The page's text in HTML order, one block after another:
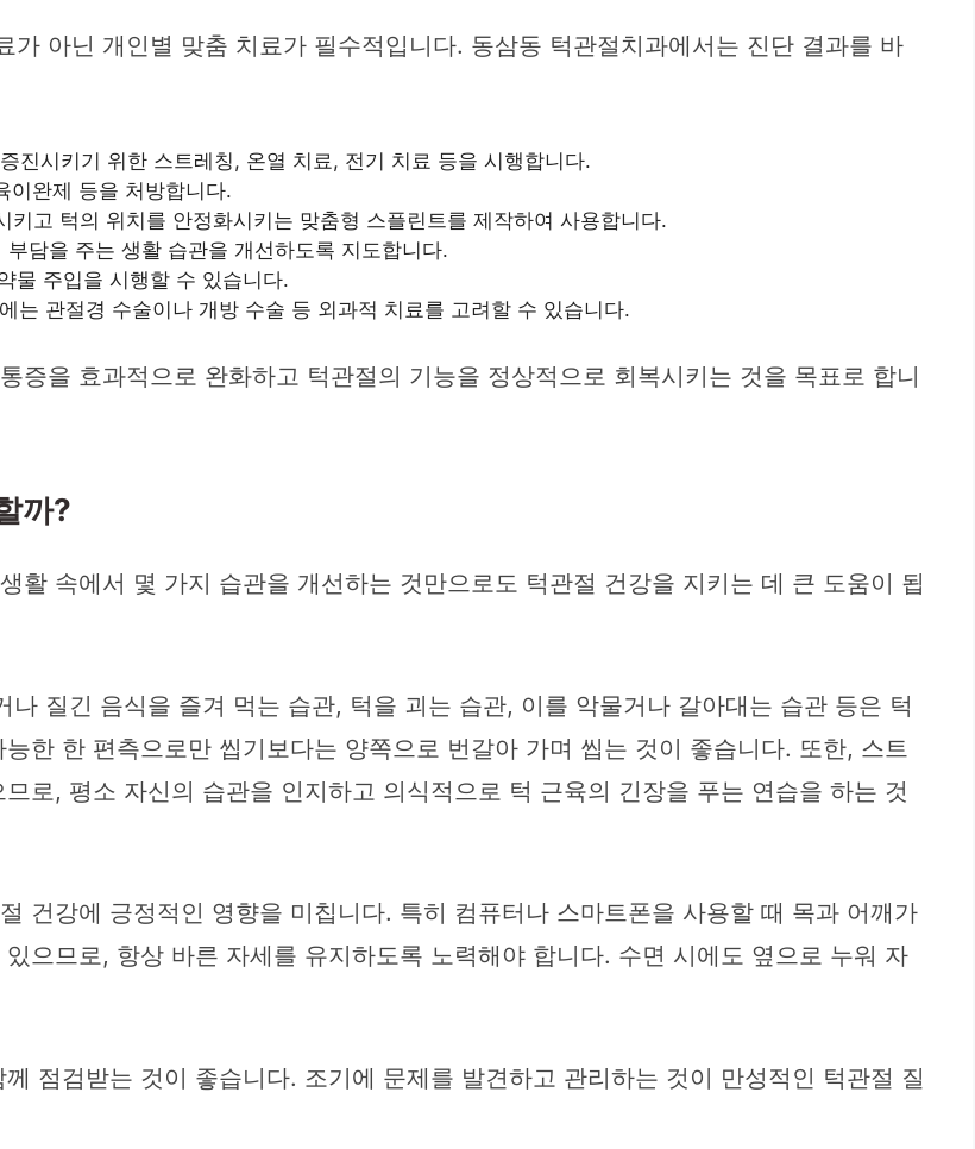
아닌 개인별 맞춤 치료가 필수적입니다. 동삼동 턱관절치과에서는 진단 결과를 바
진시키기 위한 스트레칭, 온열 치료, 전기 치료 등을 시행합니다.
이완제 등을 처방합니다.
키고 턱의 위치를 안정화시키는 맞춤형 스플린트를 제작하여 사용합니다.
담을 주는 생활 습관을 개선하도록 지도합니다.
물 주입을 시행할 수 있습니다.
는 관절경 수술이나 개방 수술 등 외과적 치료를 고려할 수 있습니다.
증을 효과적으로 완화하고 턱관절의 기능을 정상적으로 회복시키는 것을 목표로 합니
까?
활 속에서 몇 가지 습관을 개선하는 것만으로도 턱관절 건강을 지키는 데 큰 도움이 됩
질긴 음식을 즐겨 먹는 습관, 턱을 괴는 습관, 이를 악물거나 갈아대는 습관 등은 턱
한 한 편측으로만 씹기보다는 양쪽으로 번갈아 가며 씹는 것이 좋습니다. 또한, 스트
로, 평소 자신의 습관을 인지하고 의식적으로 턱 근육의 긴장을 푸는 연습을 하는 것
건강에 긍정적인 영향을 미칩니다. 특히 컴퓨터나 스마트폰을 사용할 때 목과 어깨가
으므로, 항상 바른 자세를 유지하도록 노력해야 합니다. 수면 시에도 옆으로 누워 자
점검받는 것이 좋습니다. 조기에 문제를 발견하고 관리하는 것이 만성적인 턱관절 질